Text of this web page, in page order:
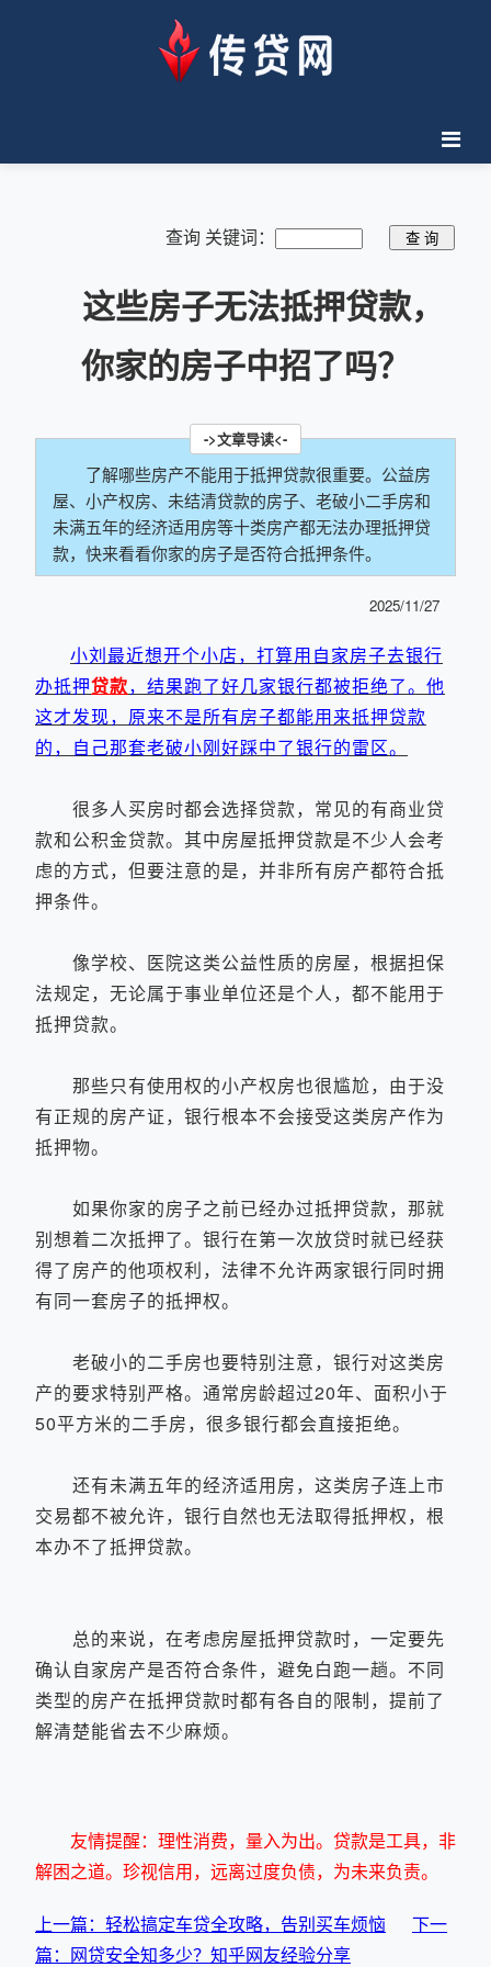
查询 关键词：
这些房子无法抵押贷款，
你家的房子中招了吗？
了解哪些房产不能用于抵押贷款很重要。公益房
屋、小产权房、未结清贷款的房子、老破小二手房和
未满五年的经济适用房等十类房产都无法办理抵押贷
款，快来看看你家的房子是否符合抵押条件。
2025/11/27
小刘最近想开个小店，打算用自家房子去银行
办抵押贷款，结果跑了好几家银行都被拒绝了。他
这才发现，原来不是所有房子都能用来抵押贷款
的，自己那套老破小刚好踩中了银行的雷区。
很多人买房时都会选择贷款，常见的有商业贷
款和公积金贷款。其中房屋抵押贷款是不少人会考
虑的方式，但要注意的是，并非所有房产都符合抵
押条件。
像学校、医院这类公益性质的房屋，根据担保
法规定，无论属于事业单位还是个人，都不能用于
抵押贷款。
那些只有使用权的小产权房也很尴尬，由于没
有正规的房产证，银行根本不会接受这类房产作为
抵押物。
如果你家的房子之前已经办过抵押贷款，那就
别想着二次抵押了。银行在第一次放贷时就已经获
得了房产的他项权利，法律不允许两家银行同时拥
有同一套房子的抵押权。
老破小的二手房也要特别注意，银行对这类房
产的要求特别严格。通常房龄超过20年、面积小于
50平方米的二手房，很多银行都会直接拒绝。
还有未满五年的经济适用房，这类房子连上市
交易都不被允许，银行自然也无法取得抵押权，根
本办不了抵押贷款。
总的来说，在考虑房屋抵押贷款时，一定要先
确认自家房产是否符合条件，避免白跑一趟。不同
类型的房产在抵押贷款时都有各自的限制，提前了
解清楚能省去不少麻烦。
友情提醒：理性消费，量入为出。贷款是工具，非
解困之道。珍视信用，远离过度负债，为未来负责。
上一篇：轻松搞定车贷全攻略，告别买车烦恼
下一
篇：网贷安全知多少？知乎网友经验分享